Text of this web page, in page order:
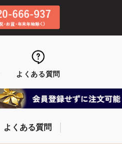
よくある質問
よくある質問